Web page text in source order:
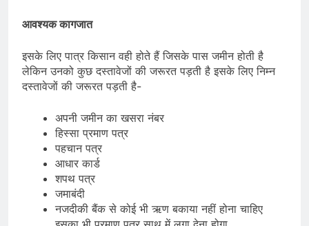
आवश्यक कागजात
इसके लिए पात्र किसान वही होते हैं जिसके पास जमीन होती है
लेकिन उनको कुछ दस्तावेजों की जरूरत पड़ती है इसके लिए निम्न
दस्तावेजों की जरूरत पड़ती है-
अपनी जमीन का खसरा नंबर
हिस्सा प्रमाण पत्र
पहचान पत्र
आधार कार्ड
शपथ पत्र
जमाबंदी
नजदीकी बैंक से कोई भी ऋण बकाया नहीं होना चाहिए